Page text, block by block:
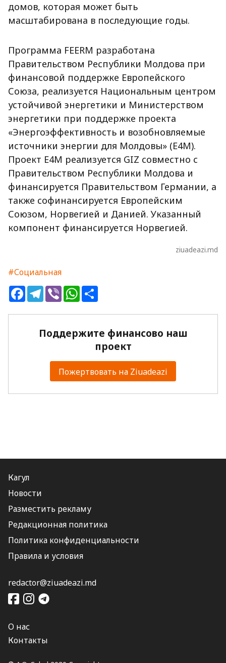
домов, которая может быть
масштабирована в последующие годы.
Программа FEERM разработана
Правительством Республики Молдова при
финансовой поддержке Европейского
Союза, реализуется Национальным центром
устойчивой энергетики и Министерством
энергетики при поддержке проекта
«Энергоэффективность и возобновляемые
источники энергии для Молдовы» (E4M).
Проект E4M реализуется GIZ совместно с
Правительством Республики Молдова и
финансируется Правительством Германии, а
также софинансируется Европейским
Союзом, Норвегией и Данией. Указанный
компонент финансируется Норвегией.
ziuadeazi.md
#Социальная
FacebookTelegram
ViberWhatsApp
Поддержите финансово наш
проект
Пожертвовать на Ziuadeazi
Кагул
Новости
Разместить рекламу
Редакционная политика
Политика конфиденциальности
Правила и условия
redactor@ziuadeazi.md
О нас
Контакты